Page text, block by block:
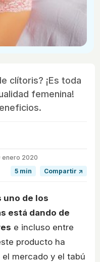
clítoris? ¡Es toda
femenina!
enero 2020
5 min
Compartir ↗
uno de los
está dando de
e incluso entre
producto ha
mercado y el tabú